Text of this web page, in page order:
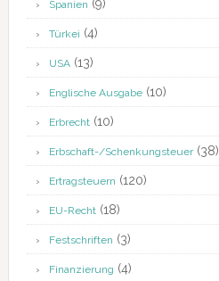
Spanien (9)
Türkei (4)
USA(13)
Englische Ausgabe(10)
Erbrecht(10)
Erbschaft-/Schenkungsteuer(38)
Ertragsteuern (120)
EU-Recht(18)
Festschriften (3)
Finanzierung (4)